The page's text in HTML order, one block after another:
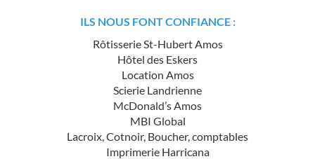
ILS NOUS FONT CONFIANCE :
Rôtisserie St-Hubert Amos
Hôtel des Eskers
Location Amos
Scierie Landrienne
McDonald’s Amos
MBI Global
Lacroix, Cotnoir, Boucher, comptables
Imprimerie Harricana